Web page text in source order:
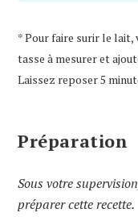
* Pour faire surir le lait,
tasse à mesurer et
Laissez reposer 5
Préparation
Sous votre
préparer cette recette.